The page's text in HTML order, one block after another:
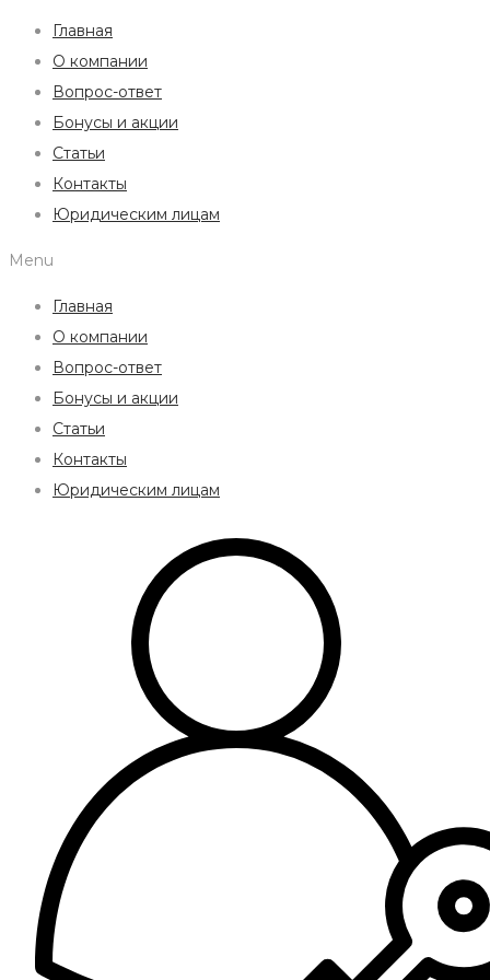
Главная
О компании
Вопрос-ответ
Бонусы и акции
Статьи
Контакты
Юридическим лицам
Menu
Главная
О компании
Вопрос-ответ
Бонусы и акции
Статьи
Контакты
Юридическим лицам